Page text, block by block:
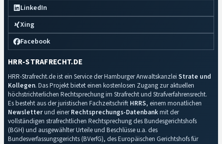
LinkedIn
Xing
Facebook
HRR-STRAFRECHT.DE
HRR-Strafrecht.de ist ein Service der Hamburger Anwaltskanzlei Strate und
Kollegen. Das Projekt bietet einen kostenlosen Zugang zur aktuellen
höchstrichterlichen Rechtsprechung im Strafrecht und Strafverfahrensrecht.
Es besteht aus der juristischen Fachzeitschrift HRRS, einem monatlichen
Newsletterund einerRechtsprechungs-Datenbankmit der
vollständigen strafrechtlichen Rechtsprechung des Bundesgerichtshofs
(BGH) und ausgewählter Urteile und Beschlüsse u.a. des
Bundesverfassungsgerichts (BVerfG), des Europäischen Gerichtshofs für